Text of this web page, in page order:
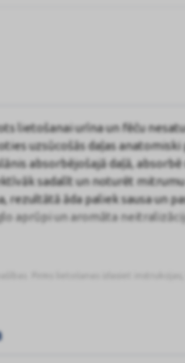
lietošanai urīna un fēču
uzsūcošās daļas
absorbējošajā daļā, absorbē
sadalīt un noturēt
āda paliek sausa un
aprūpi un aromāta
samazinot noplūdes